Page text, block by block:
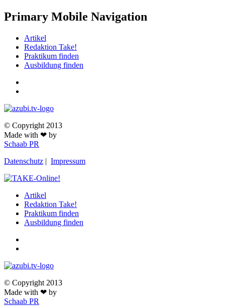
Primary Mobile Navigation
Artikel
Redaktion Take!
Praktikum finden
Ausbildung finden
© Copyright 2013
Made with ❤ by
Schaab PR
Datenschutz | Impressum
Artikel
Redaktion Take!
Praktikum finden
Ausbildung finden
© Copyright 2013
Made with ❤ by
Schaab PR